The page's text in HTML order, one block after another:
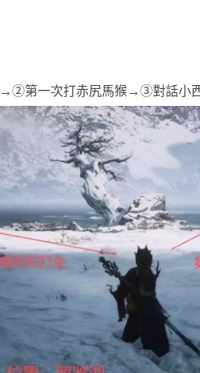
第一次打赤尻馬猴→③對話小